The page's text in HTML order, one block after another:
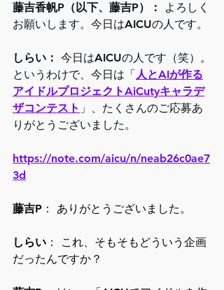
藤吉香帆P（以下、藤吉P）：
よろしく
お願いします。今日はAICUの人です。
しらい： 今日はAICUの人です（笑）。
というわけで、今日は「人とAIが作る
アイドルプロジェクトAiCutyキャラデ
ザコンテスト 」、たくさんのご応募あ
りがとうございました。
https://note.com/aicu/n/neab26c0ae7
3d
藤吉P ： ありがとうございました。
しらい ： これ、そもそもどういう企画
だったんですか？